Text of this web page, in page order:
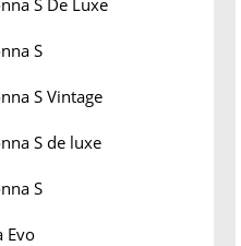
S De Luxe
S
S Vintage
S de luxe
S
Evo